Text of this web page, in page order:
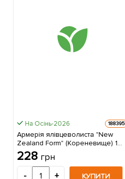
На Осінь-2026 188395
Армерія ялівцеволиста "New
Zealand Form" (Кореневище) 1
саджанець в упаковці
228 грн
- + КУПИТИ